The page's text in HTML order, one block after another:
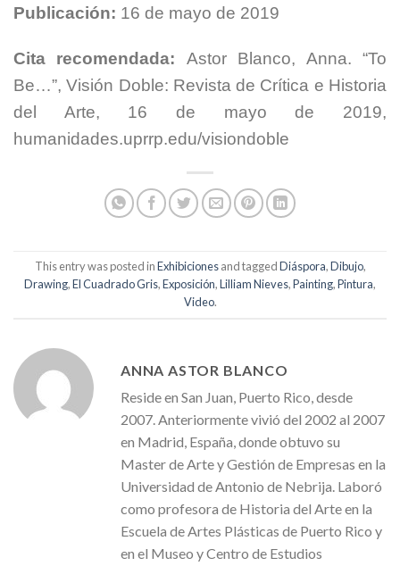
Publicación: 16 de mayo de 2019
Cita recomendada: Astor Blanco, Anna. “To
Be…”, Visión Doble: Revista de Crítica e Historia
del Arte, 16 de mayo de 2019,
humanidades.uprrp.edu/visiondoble
This entry was posted inExhibicionesand taggedDiáspora,Dibujo,
Drawing,El Cuadrado Gris,Exposición,Lilliam Nieves,Painting,Pintura,
Video.
ANNA ASTOR BLANCO
Reside en San Juan, Puerto Rico, desde
2007. Anteriormente vivió del 2002 al 2007
en Madrid, España, donde obtuvo su
Master de Arte y Gestión de Empresas en la
Universidad de Antonio de Nebrija. Laboró
como profesora de Historia del Arte en la
Escuela de Artes Plásticas de Puerto Rico y
en el Museo y Centro de Estudios